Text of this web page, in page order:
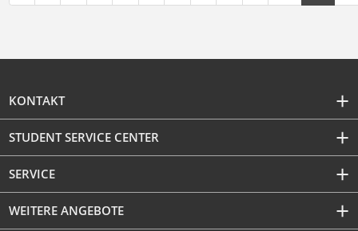
KONTAKT
STUDENT SERVICE CENTER
SERVICE
WEITERE ANGEBOTE